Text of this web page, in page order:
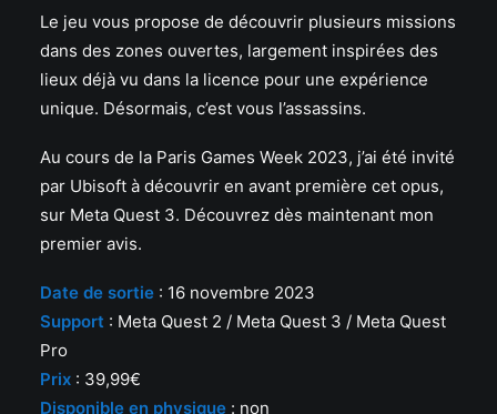
Le jeu vous propose de découvrir plusieurs missions
dans des zones ouvertes, largement inspirées des
lieux déjà vu dans la licence pour une expérience
unique. Désormais, c’est vous l’assassins.
Au cours de la Paris Games Week 2023, j’ai été invité
par Ubisoft à découvrir en avant première cet opus,
sur Meta Quest 3. Découvrez dès maintenant mon
premier avis.
Date de sortie : 16 novembre 2023
Support : Meta Quest 2 / Meta Quest 3 / Meta Quest
Pro
Prix : 39,99€
Disponible en physique : non